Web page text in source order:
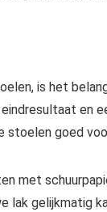
is het
en
stoelen goed
met
lak gelijkmatig